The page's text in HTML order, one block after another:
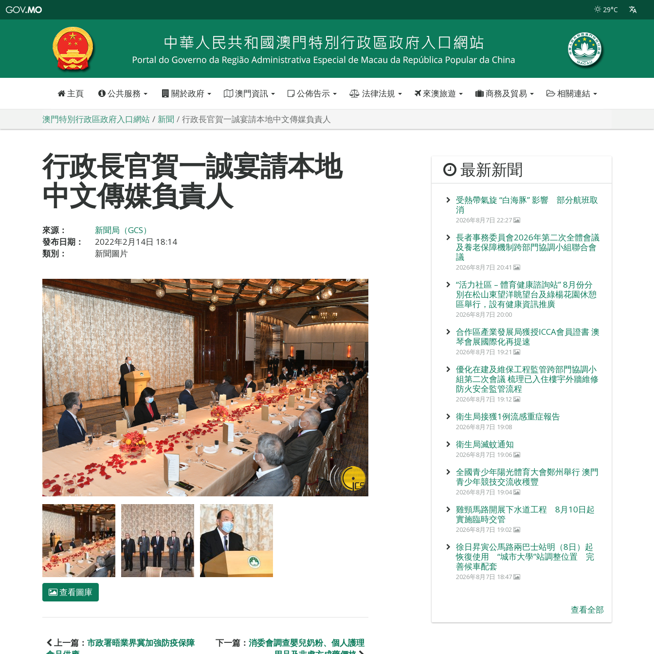
特
政
區
政
口
29°C
主頁 公共服務 關於政府 澳門資訊 公佈告示 法律法規 來澳旅遊 商務及貿易 相關連結
澳門特別行政區政府入口網站 新聞 行政長官賀一誠宴請本地中文傳媒負責人
行政長官賀一誠宴請本地
中文傳媒負責人
來源：
新聞局（GCS）
發布日期：
2022年2月14日 18:14
類別：
新聞圖片
查看圖庫
上一篇： 市政署晤業界冀加強防疫保障
下一篇： 消委會調查嬰兒奶粉、個人護理
最新新聞
受熱帶氣旋 “白海豚” 影響 部分航班取
消
2026年8月7日 22:27
長者事務委員會2026年第二次全體會議
及養老保障機制跨部門協調小組聯合會
議
2026年8月7日 20:41
“活力社區 – 體育健康諮詢站” 8月份分
別在松山東望洋眺望台及綠楊花園休憩
區舉行，設有健康資訊推廣
2026年8月7日 20:00
合作區產業發展局獲授ICCA會員證書 澳
琴會展國際化再提速
2026年8月7日 19:21
優化在建及維保工程監管跨部門協調小
組第二次會議 梳理已入住樓宇外牆維修
防火安全監管流程
2026年8月7日 19:12
衛生局接獲1例流感重症報告
2026年8月7日 19:08
衛生局滅蚊通知
2026年8月7日 19:06
全國青少年陽光體育大會鄭州舉行 澳門
青少年競技交流收穫豐
2026年8月7日 19:04
雞頸馬路開展下水道工程 8月10日起
實施臨時交管
2026年8月7日 19:02
徐日昇寅公馬路兩巴士站明（8日）起
恢復使用 “城市大學”站調整位置 完
善候車配套
2026年8月7日 18:47
查看全部